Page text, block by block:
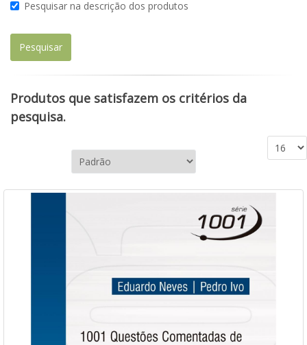
Pesquisar na descrição dos produtos
Produtos que satisfazem os critérios da
pesquisa.